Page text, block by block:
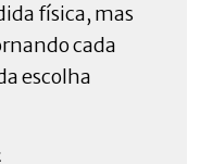
física, mas
cada
escolha